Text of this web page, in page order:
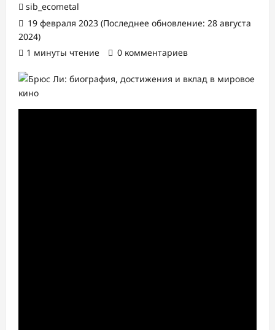
sib_ecometal
19 февраля 2023 (Последнее обновление: 28 августа
2024)
1 минуты чтение
0 комментариев